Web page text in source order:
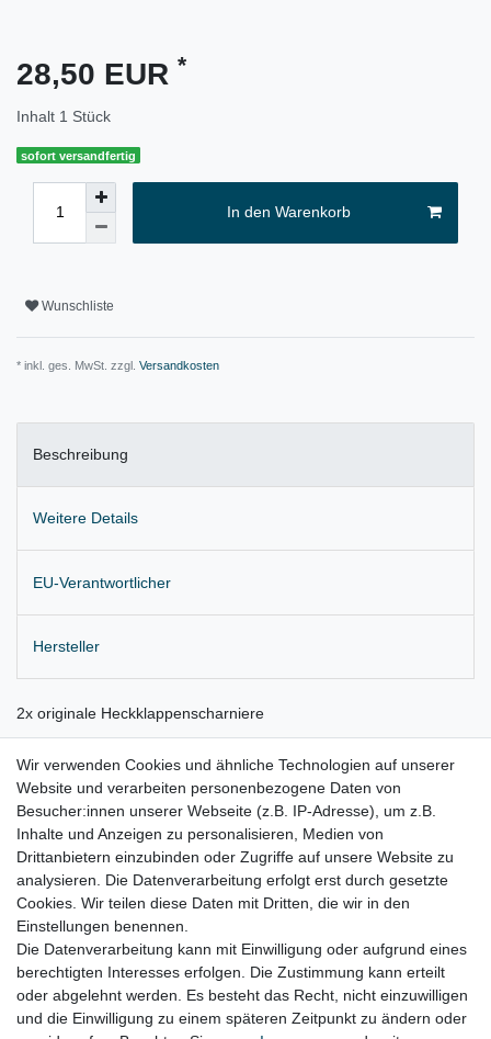
28,50 EUR *
Inhalt 1 Stück
sofort versandfertig
In den Warenkorb
Wunschliste
* inkl. ges. MwSt. zzgl. Versandkosten
Beschreibung
Weitere Details
EU-Verantwortlicher
Hersteller
2x originale Heckklappenscharniere
Farbe: LG3L, rot
Lieferung wie abgebildet
für:
VW New Beetle Bj. 1998 - 2005 ( vor Facelift )
Lieferzeit etwa 1 bis 3 Werktage
Wir verwenden Cookies und ähnliche Technologien auf unserer
Website und verarbeiten personenbezogene Daten von
Besucher:innen unserer Webseite (z.B. IP-Adresse), um z.B.
Inhalte und Anzeigen zu personalisieren, Medien von
Drittanbietern einzubinden oder Zugriffe auf unsere Website zu
analysieren. Die Datenverarbeitung erfolgt erst durch gesetzte
Cookies. Wir teilen diese Daten mit Dritten, die wir in den
Einstellungen benennen.
Die Datenverarbeitung kann mit Einwilligung oder aufgrund eines
berechtigten Interesses erfolgen. Die Zustimmung kann erteilt
oder abgelehnt werden. Es besteht das Recht, nicht einzuwilligen
und die Einwilligung zu einem späteren Zeitpunkt zu ändern oder